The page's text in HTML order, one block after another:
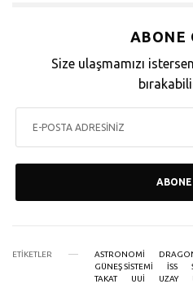
ABONE
Size ulaşmamızı
ABONE
ETIKETLER ASTRONOMI
GÜNEŞ SISTEMI
ISS
TAKAT
UUI UZAY